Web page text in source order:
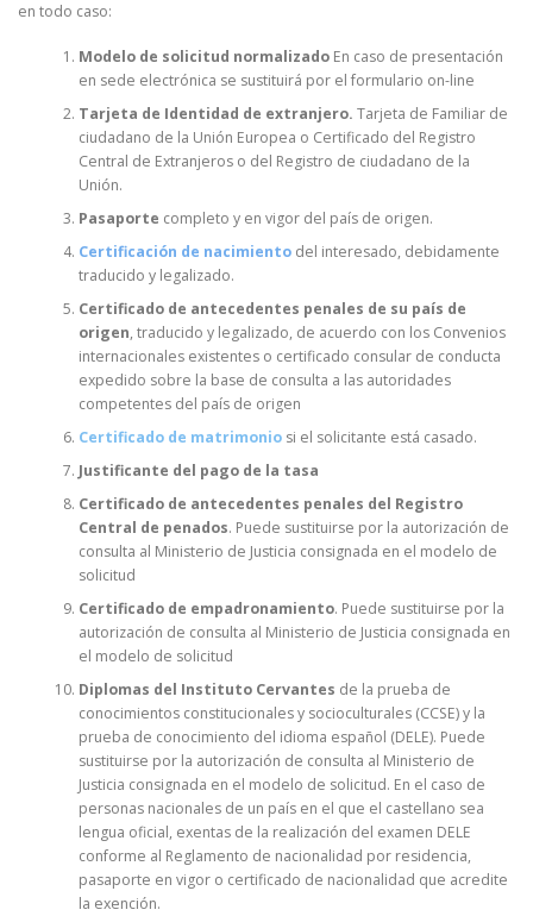
en todo caso:
Modelo de solicitud normalizado En caso de presentación
en sede electrónica se sustituirá por el formulario on-line
Tarjeta de Identidad de extranjero. Tarjeta de Familiar de
ciudadano de la Unión Europea o Certificado del Registro
Central de Extranjeros o del Registro de ciudadano de la
Unión.
Pasaporte completo y en vigor del país de origen.
Certificación de nacimiento del interesado, debidamente
traducido y legalizado.
Certificado de antecedentes penales de su país de
origen, traducido y legalizado, de acuerdo con los Convenios
internacionales existentes o certificado consular de conducta
expedido sobre la base de consulta a las autoridades
competentes del país de origen
Certificado de matrimoniosi el solicitante está casado.
Justificante del pago de la tasa
Certificado de antecedentes penales del Registro
Central de penados. Puede sustituirse por la autorización de
consulta al Ministerio de Justicia consignada en el modelo de
solicitud
Certificado de empadronamiento. Puede sustituirse por la
autorización de consulta al Ministerio de Justicia consignada en
el modelo de solicitud
Diplomas del Instituto Cervantes de la prueba de
conocimientos constitucionales y socioculturales (CCSE) y la
prueba de conocimiento del idioma español (DELE). Puede
sustituirse por la autorización de consulta al Ministerio de
Justicia consignada en el modelo de solicitud. En el caso de
personas nacionales de un país en el que el castellano sea
lengua oficial, exentas de la realización del examen DELE
conforme al Reglamento de nacionalidad por residencia,
pasaporte en vigor o certificado de nacionalidad que acredite
la exención.